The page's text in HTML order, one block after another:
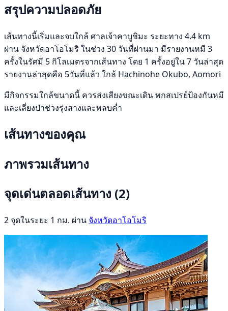
สรุปความปลอดภัย
เส้นทางนี้เริ่มและจบใกล้ ศาลเจ้าคาบูชิมะ ระยะทาง 4.4 km
ผ่าน จังหวัดอาโอโมริ ในช่วง 30 วันที่ผ่านมา มีรายงานหมี 3
ครั้งในรัศมี 5 กิโลเมตรจากเส้นทาง โดย 1 ครั้งอยู่ใน 7 วันล่าสุด
รายงานล่าสุดคือ 5วันที่แล้ว ใกล้ Hachinohe Okubo, Aomori
มีกิจกรรมใกล้ขนาดนี้ ควรส่งเสียงขณะเดิน พกสเปรย์ป้องกันหมี
และเลี่ยงป่าช่วงรุ่งสางและพลบค่ำ
เส้นทางของคุณ
ภาพรวมเส้นทาง
จุดเด่นตลอดเส้นทาง (2)
2 จุดในระยะ 1 กม. ผ่าน จังหวัดอาโอโมริ